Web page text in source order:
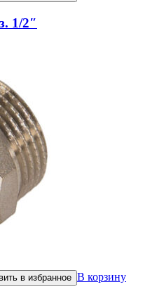
1/2″
в избранное В корзину